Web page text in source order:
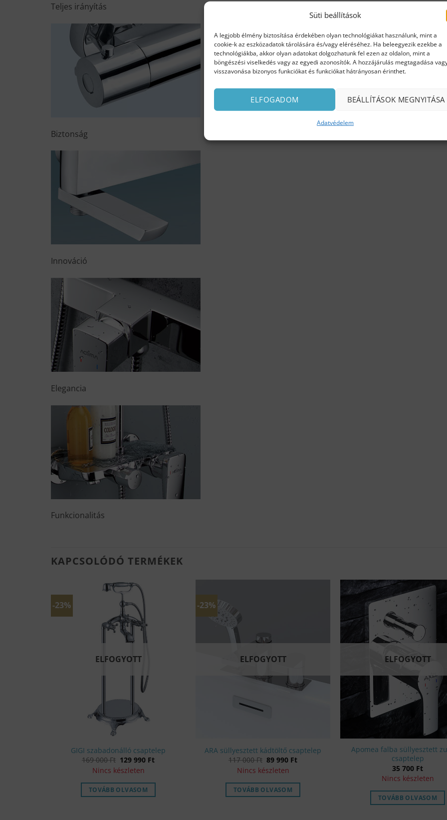
Süti beállítások
A legjobb élmény biztosítása érdekében olyan technológiákat használunk, mint a
cookie-k az eszközadatok tárolására és/vagy eléréséhez. Ha beleegyezik ezekbe a
technológiákba, akkor olyan adatokat dolgozhatunk fel ezen az oldalon, mint a
böngészési viselkedés vagy az egyedi azonosítók. A hozzájárulás megtagadása
visszavonása bizonyos funkciókat és funkciókat hátrányosan érinthet.
ELFOGADOM BEÁLLÍTÁSOK MEGNYITÁSA
Adatvédelem
Teljes irányítás
Biztonság
Innováció
Elegancia
Funkcionalitás
KAPCSOLÓDÓ TERMÉKEK
-23%
ELFOGYOTT
GIGI szabadonálló csaptelep
169 000Ft Original
price
was:
169
000 Ft.
129 990 FtCurrent
129
Nincs készleten
TOVÁBB OLVASOM
-23%
ELFOGYOTT
ARA süllyesztett kádtöltő csaptelep
117 000Ft Original
price
was:
117
000 Ft.
89 990 FtCurrent
89
Nincs készleten
TOVÁBB OLVASOM
ELFOGYOTT
Apomea falba süllyesztett
csaptelep
35 700 Ft
Nincs készleten
TOVÁBB OLVASOM